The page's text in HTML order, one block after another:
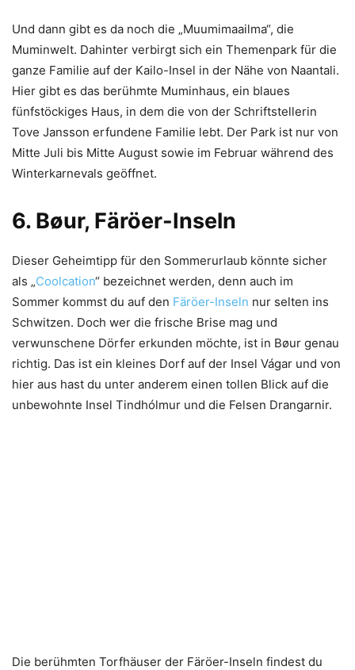
Und dann gibt es da noch die „Muumimaailma“, die
Muminwelt. Dahinter verbirgt sich ein Themenpark für die
ganze Familie auf der Kailo-Insel in der Nähe von Naantali.
Hier gibt es das berühmte Muminhaus, ein blaues
fünfstöckiges Haus, in dem die von der Schriftstellerin
Tove Jansson erfundene Familie lebt. Der Park ist nur von
Mitte Juli bis Mitte August sowie im Februar während des
Winterkarnevals geöffnet.
6. Bøur, Färöer-Inseln
Dieser Geheimtipp für den Sommerurlaub könnte sicher
als „Coolcation“ bezeichnet werden, denn auch im
Sommer kommst du auf den Färöer-Inseln nur selten ins
Schwitzen. Doch wer die frische Brise mag und
verwunschene Dörfer erkunden möchte, ist in Bøur genau
richtig. Das ist ein kleines Dorf auf der Insel Vágar und von
hier aus hast du unter anderem einen tollen Blick auf die
unbewohnte Insel Tindhólmur und die Felsen Drangarnir.
Die berühmten Torfhäuser der Färöer-Inseln findest du